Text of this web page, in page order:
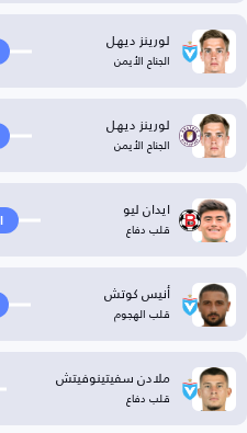
لورينز ديهل
الجناح الأيمن
لورينز ديهل
الجناح الأيمن
ايدان ليو
قلب دفاع
أنيس كوتش
قلب الهجوم
ملادن سفيتينوفيتش
قلب دفاع